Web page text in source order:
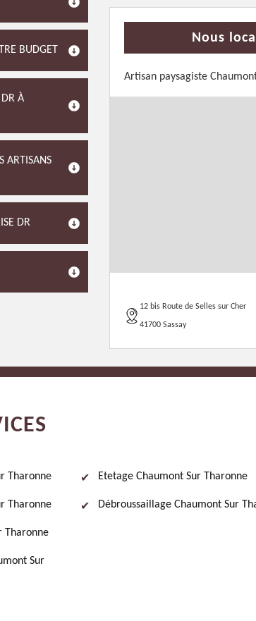
BUDGET
DR À
ARTISANS
DR
Nous
Artisan paysagiste
12 bis Route de Selles sur Cher
41700 Sassay
Tharonne
Tharonne
Tharonne
Sur
Etetage Chaumont Sur Tharonne
Débroussaillage Chaumont Sur